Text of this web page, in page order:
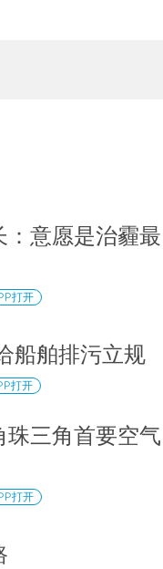
意愿是治霾最
打开
船舶排污立规
打开
三角首要空气
打开